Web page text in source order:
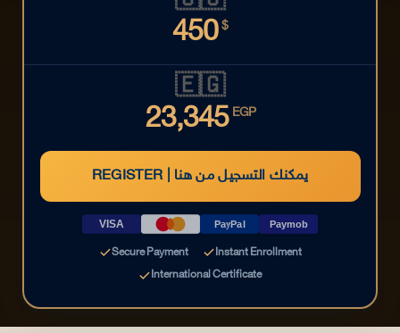
450 $
🇪🇬
23,345 EGP
REGISTER | يمكنك التسجيل من هنا
VISA PayPal Paymob
Secure Payment
Instant Enrollment
International Certificate